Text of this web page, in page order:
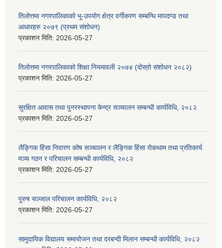
तिलोत्तमा नगरपालिकाको भू-उपयोग क्षेत्र वर्गीकरण सम्बन्धि मापदण्ड तथा
आधारहरु २०७९ (प्रथम संशोधन)
प्रकाशन मिति: 2026-05-27
तिलोत्तमा नगरपालिकाको शिक्षा नियमावली २०७४ (दोस्रो संशोधन २०८२)
प्रकाशन मिति: 2026-05-27
सुरक्षित आवास तथा पुनरस्थापना केन्द्र सञ्चालन सम्बन्धी कार्यविधि, २०८२
प्रकाशन मिति: 2026-05-27
लैङ्गिक हिंसा निवारण कोष सञ्चालन र लैङ्गिक हिंसा रोकथाम तथा प्रतिकार्य
मञ्च गठन र परिचालन सम्बन्धी कार्यविधि, २०८२
प्रकाशन मिति: 2026-05-27
पुरुष सञ्जाल परिचालन कार्यविधि, २०८२
प्रकाशन मिति: 2026-05-27
सामुदायिक विद्यालय समायोजन तथा दरबन्दी मिलान सम्बन्धी कार्यविधि, २०८२